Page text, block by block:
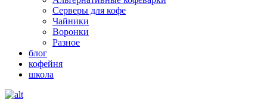
Серверы для кофе
Чайники
Воронки
Разное
блог
кофейня
школа